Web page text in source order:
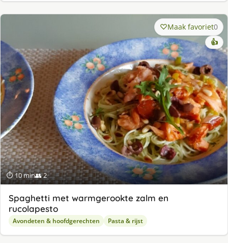
⏱ 10 min👥 2
Maak favoriet0
👍
Spaghetti met warmgerookte zalm en
rucolapesto
Avondeten & hoofdgerechten Pasta & rijst